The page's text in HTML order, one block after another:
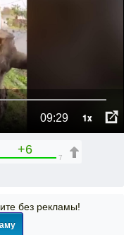
09:29 1x
+6
7
без рекламы!